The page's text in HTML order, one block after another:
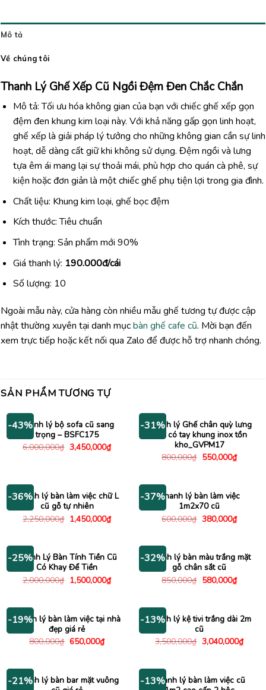
Mô tả
Về chúng tôi
Thanh Lý Ghế Xếp Cũ Ngồi Đệm Đen Chắc Chắn
Mô tả: Tối ưu hóa không gian của bạn với chiếc ghế xếp gọn
đệm đen khung kim loại này. Với khả năng gấp gọn linh hoạt,
ghế xếp là giải pháp lý tưởng cho những không gian cần sự linh
hoạt, dễ dàng cất giữ khi không sử dụng. Đệm ngồi và lưng
tựa êm ái mang lại sự thoải mái, phù hợp cho quán cà phê, sự
kiện hoặc đơn giản là một chiếc ghế phụ tiện lợi trong gia đình.
Chất liệu: Khung kim loại, ghế bọc đệm
Kích thước: Tiêu chuẩn
Tình trạng: Sản phẩm mới 90%
Giá thanh lý: 190.000đ/cái
Số lượng: 10
Ngoài mẫu này, cửa hàng còn nhiều mẫu ghế tương tự được cập
nhật thường xuyên tại danh mụcbàn ghế cafe cũ. Mời bạn đến
xem trực tiếp hoặc kết nối qua Zalo để được hỗ trợ nhanh chóng.
SẢN PHẨM TƯƠNG TỰ
-43%Thanh lý bộ sofa cũ sang
trọng – BSFC175
6,000,000₫ Giá
gốc
3,450,000₫Giá
hiện
-31%
Thanh lý Ghế chân quỳ lưng
lưới có tay khung inox tồn
kho_GVPM17
800,000₫ Giá
550,000₫Giá
hiện
-36%
Thanh lý bàn làm việc chữ L
cũ gỗ tự nhiên
2,250,000₫ Giá
gốc
1,450,000₫Giá
hiện
1,450,000₫.
-37%Thanh lý bàn làm việc
1m2x70 cũ
600,000₫ Giá
380,000₫Giá
hiện
-25%
Thanh Lý Bàn Tính Tiền Cũ
Có Khay Để Tiền
2,000,000₫ Giá
gốc
1,500,000₫Giá
hiện
1,500,000₫.
-32%
Thanh lý bàn màu trắng mặt
gỗ chân sắt cũ
850,000₫ Giá
580,000₫Giá
hiện
-19%
Thanh lý bàn làm việc tại nhà
đẹp giá rẻ
800,000₫ Giá
650,000₫Giá
hiện
650,000₫.
-13%
Thanh lý kệ tivi trắng dài 2m
cũ
3,500,000₫ Giá
gốc
3,040,000₫Giá
hiện
-21%
Thanh lý bàn bar mặt vuông
-13%Thanh lý bàn làm việc cũ